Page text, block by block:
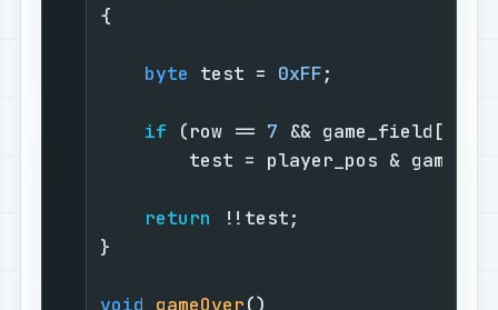
{
byte test = 0xFF;
if (row == 7 && game_field[
test = player_pos &
return !!test;
}
void gameOver()